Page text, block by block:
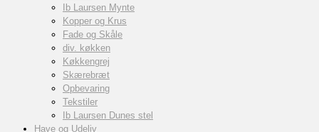
Ib Laursen Mynte
Kopper og Krus
Fade og Skåle
div. køkken
Køkkengrej
Skærebræt
Opbevaring
Tekstiler
Ib Laursen Dunes stel
Have og Udeliv